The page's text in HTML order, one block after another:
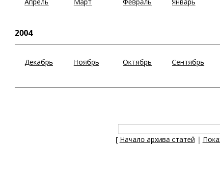
2004
Декабрь Ноябрь Октябрь Сентябрь
[ Начало архива статей |